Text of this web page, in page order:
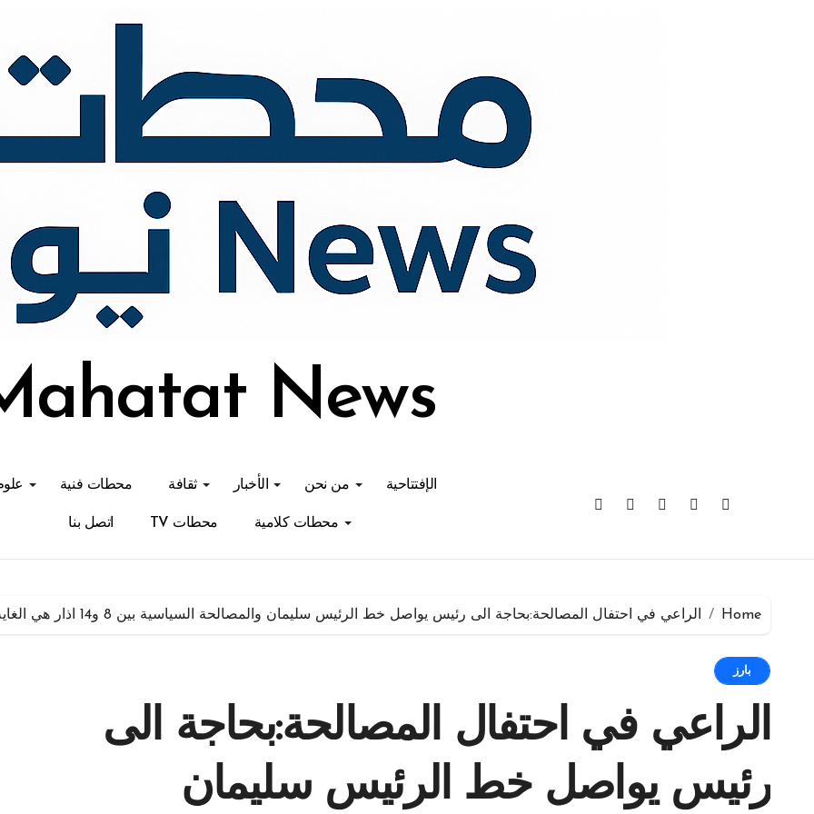
News
الإفتتاحية من نحن الأخبار ثقافة محطات فنية
محطات كلامية محطات TV اتصل بنا
Home الراعي في احتفال المصالحة:بحاجة الى رئيس يواصل خط الرئيس سليمان والمصالحة السياسية بين 8 و14 اذار هي الغاية المنشودة
بارز
الراعي في احتفال المصالحة:بحاجة الى
رئيس يواصل خط الرئيس سليمان